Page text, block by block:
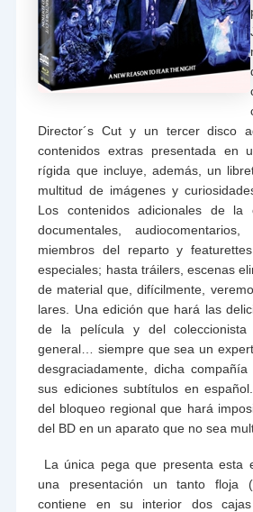
Director´s Cut y un tercer disco
contenidos extras presentada en
rígida que incluye, además, un
multitud de imágenes y
Los contenidos adicionales de la
documentales,
miembros del reparto y
especiales; hasta tráilers, escenas
de material que, difícilmente,
lares. Una edición que hará las
de la película y del
general… siempre que sea un
desgraciadamente, dicha
sus ediciones subtítulos en
del bloqueo regional que hará
del BD en un aparato que no sea
La única pega que presenta esta
una presentación un tanto floja
contiene en su interior dos cajas